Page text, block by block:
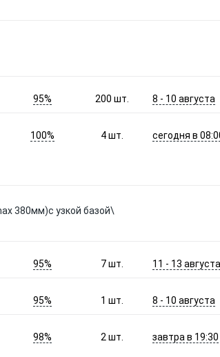
95% 200шт. 8 - 10 августа
100% 4шт. сегодня в
380мм)с узкой базой\
95% 7шт. 11 - 13
95% 1шт. 8 - 10 августа
98% 2шт. завтра в 19:30